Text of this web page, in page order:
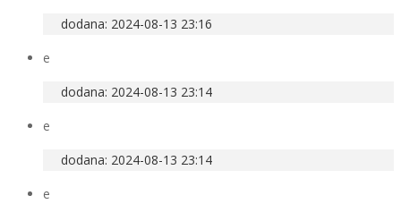
dodana: 2024-08-13 23:16
e
dodana: 2024-08-13 23:14
e
dodana: 2024-08-13 23:14
e